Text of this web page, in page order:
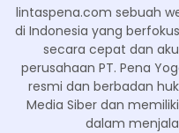
lintaspena.com sebuah
di Indonesia yang
secara cepat dan
perusahaan PT. Pena
resmi dan berbadan
Media Siber dan
dalam